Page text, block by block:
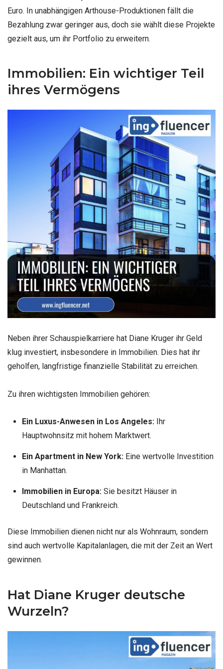
Euro. In unabhängigen Arthouse-Produktionen fällt die
Bezahlung zwar geringer aus, doch sie wählt diese Projekte
gezielt aus, um ihr Portfolio zu erweitern.
Immobilien: Ein wichtiger Teil
ihres Vermögens
Neben ihrer Schauspielkarriere hat Diane Kruger ihr Geld
klug investiert, insbesondere in Immobilien. Dies hat ihr
geholfen, langfristige finanzielle Stabilität zu erreichen.
Zu ihren wichtigsten Immobilien gehören:
Ein Luxus-Anwesen in Los Angeles:Ihr
Hauptwohnsitz mit hohem Marktwert.
Ein Apartment in New York:Eine wertvolle Investition
in Manhattan.
Immobilien in Europa: Sie besitzt Häuser in
Deutschland und Frankreich.
Diese Immobilien dienen nicht nur als Wohnraum, sondern
sind auch wertvolle Kapitalanlagen, die mit der Zeit an Wert
gewinnen.
Hat Diane Kruger deutsche
Wurzeln?